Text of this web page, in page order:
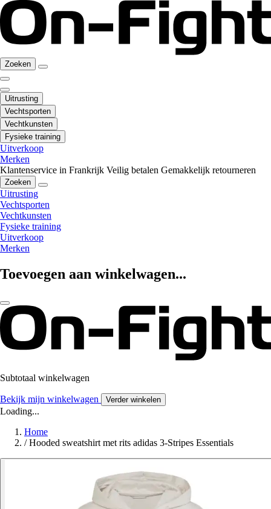
Zoeken
Uitrusting
Vechtsporten
Vechtkunsten
Fysieke training
Uitverkoop
Merken
Klantenservice in Frankrijk Veilig betalen Gemakkelijk retourneren
Zoeken
Uitrusting
Vechtsporten
Vechtkunsten
Fysieke training
Uitverkoop
Merken
Toevoegen aan winkelwagen...
Subtotaal winkelwagen
Bekijk mijn winkelwagen Verder winkelen
Loading...
Home
/ Hooded sweatshirt met rits adidas 3-Stripes Essentials